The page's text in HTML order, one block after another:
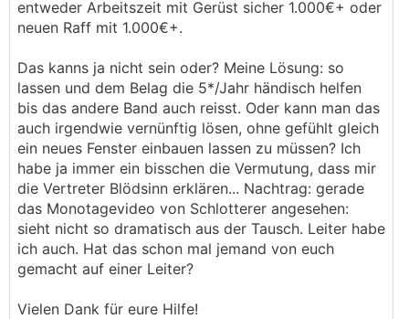
entweder Arbeitszeit mit Gerüst sicher 1.000€+ oder
neuen Raff mit 1.000€+.
Das kanns ja nicht sein oder? Meine Lösung: so
lassen und dem Belag die 5*/Jahr händisch helfen
bis das andere Band auch reisst. Oder kann man das
auch irgendwie vernünftig lösen, ohne gefühlt gleich
ein neues Fenster einbauen lassen zu müssen? Ich
habe ja immer ein bisschen die Vermutung, dass mir
die Vertreter Blödsinn erklären... Nachtrag: gerade
das Monotagevideo von Schlotterer angesehen:
sieht nicht so dramatisch aus der Tausch. Leiter habe
ich auch. Hat das schon mal jemand von euch
gemacht auf einer Leiter?
Vielen Dank für eure Hilfe!